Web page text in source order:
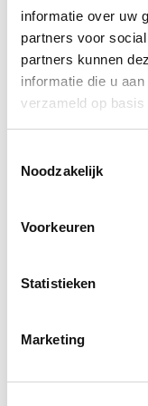
informatie over uw
partners voor
partners kunnen
informatie die u
verzameld op
Noodzakelijk
Voorkeuren
Statistieken
Marketing
Bij ons staat
zorgen we
wensen en
bijzonderheden